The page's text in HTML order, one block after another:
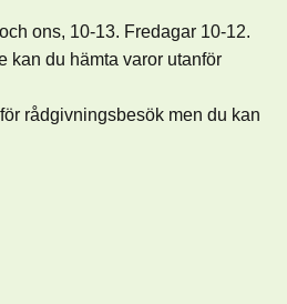
ons, 10-13. Fredagar 10-12.
kan du hämta varor utanför
rådgivningsbesök men du kan